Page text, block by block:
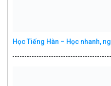
Học Tiếng Hàn – Học nhanh,